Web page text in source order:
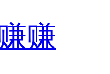
赚